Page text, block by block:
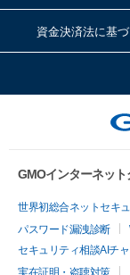
資金決済法に基
GMOインターネッ
世界初総合ネットセキ
パスワード漏洩診断
セキュリティ相談AIチ
実在証明・盗聴対策